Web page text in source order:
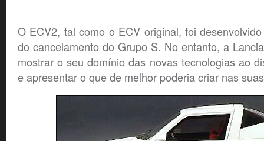
O ECV2, tal como o ECV original, foi
do cancelamento do Grupo S. No entanto, a
mostrar o seu domínio das novas tecnologias ao
e apresentar o que de melhor poderia criar nas